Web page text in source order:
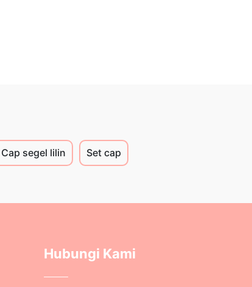
Cap segel lilin Set cap
Hubungi Kami